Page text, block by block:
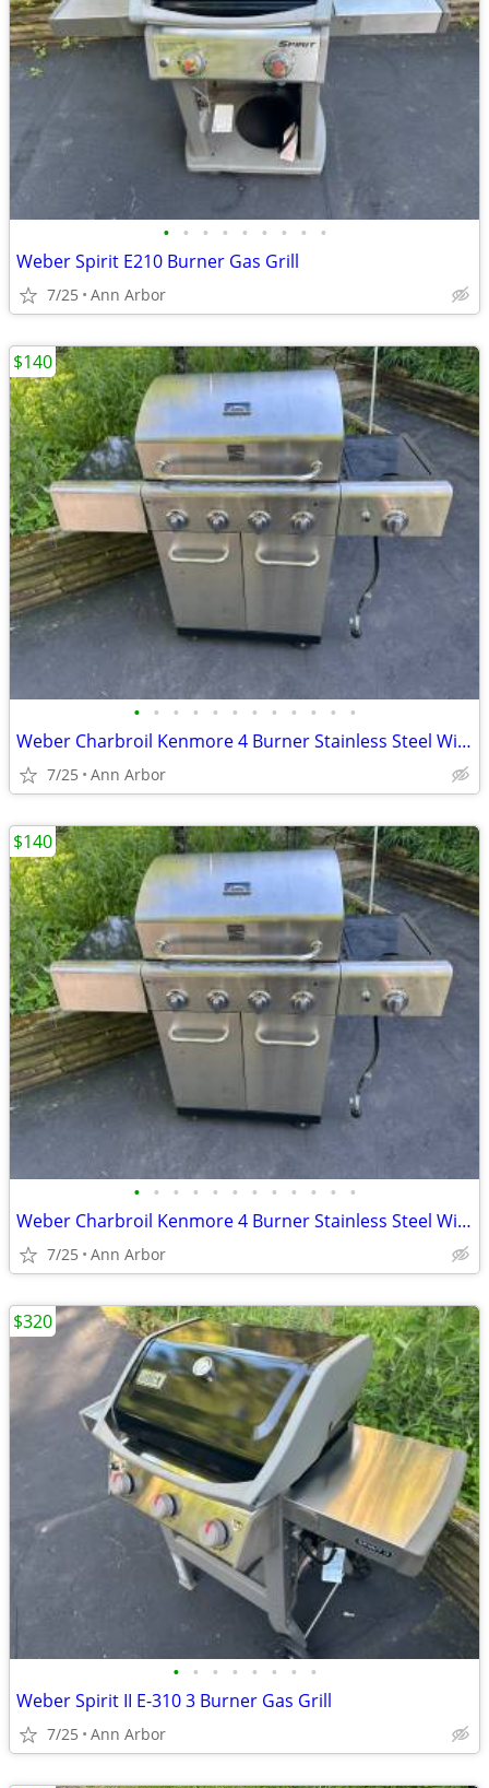
• • • • • • • • •
Weber Spirit E210 Burner Gas Grill
7/25 Ann Arbor
• • • • • • • • • • • •
Weber Charbroil Kenmore 4 Burner Stainless Steel With Side Burner
7/25 Ann Arbor
$140
• • • • • • • • • • • •
Weber Charbroil Kenmore 4 Burner Stainless Steel With Side Burner
7/25 Ann Arbor
$140
• • • • • • • •
Weber Spirit II E-310 3 Burner Gas Grill
7/25 Ann Arbor
$320